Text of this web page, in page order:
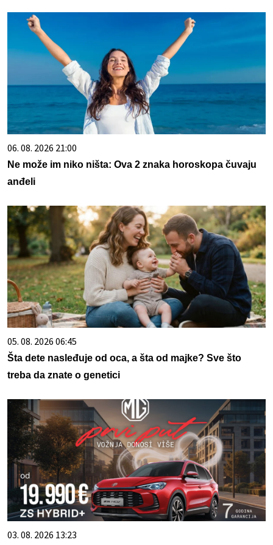
06. 08. 2026 21:00
Ne može im niko ništa: Ova 2 znaka horoskopa čuvaju
anđeli
05. 08. 2026 06:45
Šta dete nasleđuje od oca, a šta od majke? Sve što
treba da znate o genetici
03. 08. 2026 13:23